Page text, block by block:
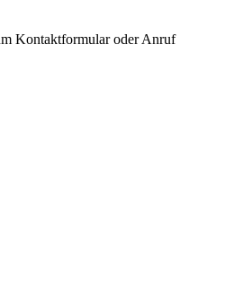
Kontaktformular oder Anruf